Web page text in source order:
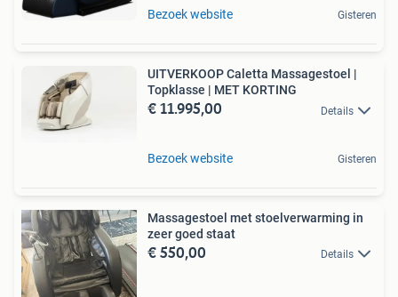
Bezoek website Gisteren
UITVERKOOP Caletta Massagestoel |
Topklasse | MET KORTING
€ 11.995,00 Details
Bezoek website Gisteren
Massagestoel met stoelverwarming in
zeer goed staat
€ 550,00 Details